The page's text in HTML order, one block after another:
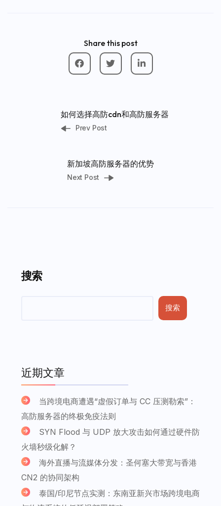
Share this post
如何选择高防cdn和高防服务器
Prev Post
新加坡高防服务器的优势
Next Post
搜索
搜索
近期文章
当跨境电商遭遇“虚假订单与 CC 压测勒索”：
高防服务器的终极免疫法则
SYN Flood 与 UDP 放大攻击如何通过硬件防
火墙秒级化解？
海外直播与流媒体分发：圣何塞大带宽与香港
CN2 的协同架构
泰国/印尼节点实测：东南亚新兴市场跨境电商